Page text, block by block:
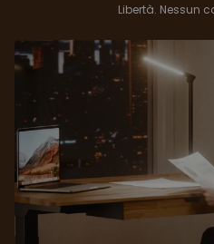
Libertà. Nessun